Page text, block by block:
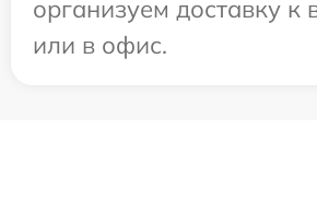
организуем доставку к
или в офис.